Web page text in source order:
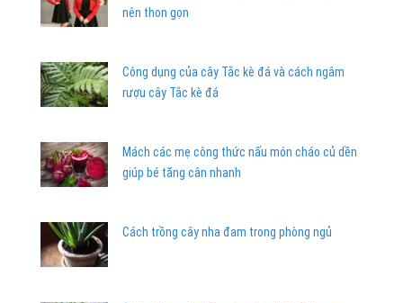
nên thon gọn
Công dụng của cây Tắc kè đá và cách ngâm
rượu cây Tắc kè đá
Mách các mẹ công thức nấu món cháo củ dền
giúp bé tăng cân nhanh
Cách trồng cây nha đam trong phòng ngủ